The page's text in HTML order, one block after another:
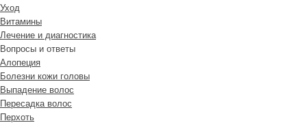
Уход
Витамины
Лечение и диагностика
Вопросы и ответы
Алопеция
Болезни кожи головы
Выпадение волос
Пересадка волос
Перхоть